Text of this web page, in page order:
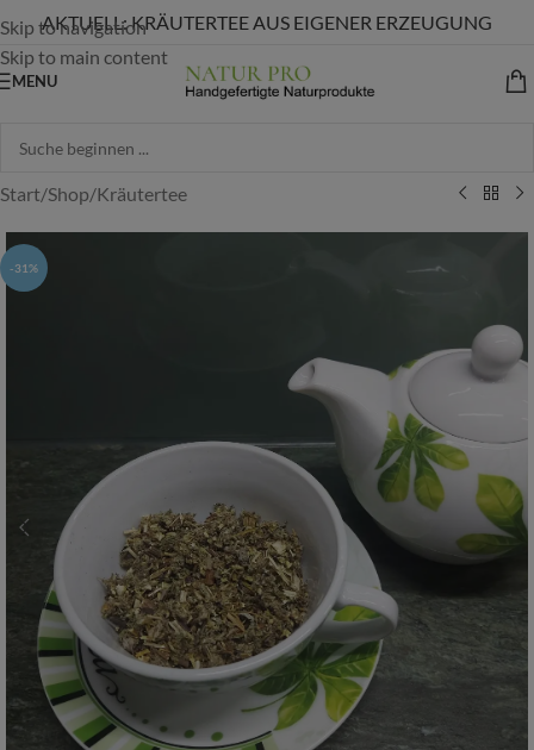
Skip to navigation
Skip to main content
AKTUELL: KRÄUTERTEE AUS EIGENER ERZEUGUNG
MENU
Start/Shop/Kräutertee
-31%